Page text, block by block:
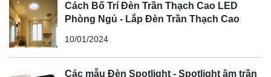
Cách Bố Trí Đèn Trần Thạch Cao LED
Phòng Ngủ - Lắp Đèn Trần Thạch Cao
10/01/2024
Các mẫu Đèn Spotlight - Spotlight âm trần